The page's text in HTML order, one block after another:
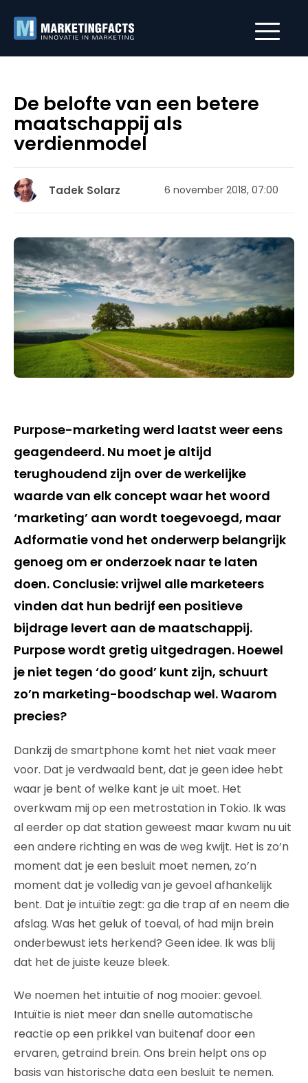
De belofte van een betere
maatschappij als
verdienmodel
Tadek Solarz 6 november 2018, 07:00
Purpose-marketing werd laatst weer eens
geagendeerd. Nu moet je altijd
terughoudend zijn over de werkelijke
waarde van elk concept waar het woord
‘marketing’ aan wordt toegevoegd, maar
Adformatie vond het onderwerp belangrijk
genoeg om er onderzoek naar te laten
doen. Conclusie: vrijwel alle marketeers
vinden dat hun bedrijf een positieve
bijdrage levert aan de maatschappij.
Purpose wordt gretig uitgedragen. Hoewel
je niet tegen ‘do good’ kunt zijn, schuurt
zo’n marketing-boodschap wel. Waarom
precies?
Dankzij de smartphone komt het niet vaak meer
voor. Dat je verdwaald bent, dat je geen idee hebt
waar je bent of welke kant je uit moet. Het
overkwam mij op een metrostation in Tokio. Ik was
al eerder op dat station geweest maar kwam nu uit
een andere richting en was de weg kwijt. Het is zo’n
moment dat je een besluit moet nemen, zo’n
moment dat je volledig van je gevoel afhankelijk
bent. Dat je intuïtie zegt: ga die trap af en neem die
afslag. Was het geluk of toeval, of had mijn brein
onderbewust iets herkend? Geen idee. Ik was blij
dat het de juiste keuze bleek.
We noemen het intuïtie of nog mooier: gevoel.
Intuïtie is niet meer dan snelle automatische
reactie op een prikkel van buitenaf door een
ervaren, getraind brein. Ons brein helpt ons op
basis van historische data een besluit te nemen.